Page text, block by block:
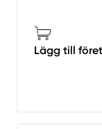
Lägg till